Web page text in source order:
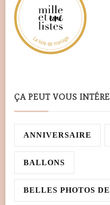
ÇA PEUT VOUS
ANNIVERSAIRE
BALLONS
BELLES PHOTOS